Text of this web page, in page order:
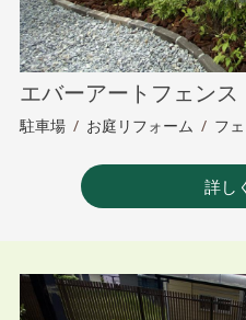
エバーアートフェン
駐車場/ お庭リフォーム / フ
詳し